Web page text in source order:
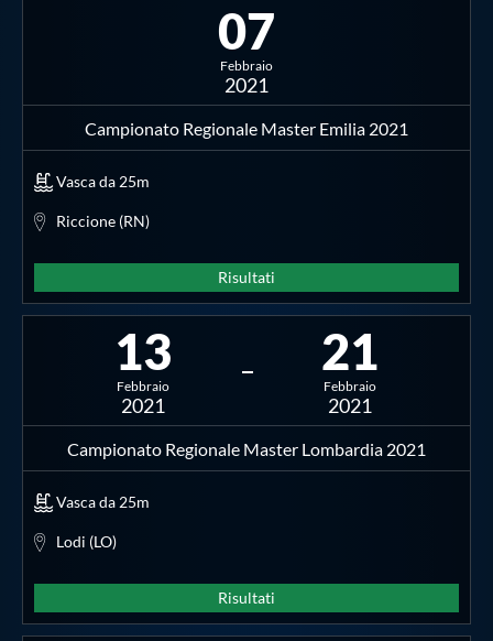
07
Febbraio
2021
Campionato Regionale Master Emilia 2021
Vasca da 25m
Riccione (RN)
Risultati
13
Febbraio
2021
21
Febbraio
2021
Campionato Regionale Master Lombardia 2021
Vasca da 25m
Lodi (LO)
Risultati